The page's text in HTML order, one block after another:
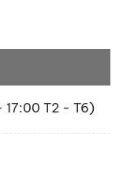
17:00 T2 - T6)